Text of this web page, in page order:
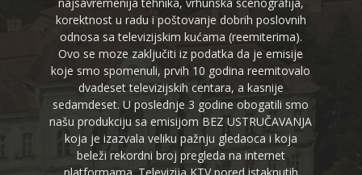
korektnost u radu i poštovanje dobrih poslovnih
odnosa sa televizijskim kućama (reemiterima).
Ovo se moze zaključiti iz podatka da je emisije
koje smo spomenuli, prvih 10 godina reemitovalo
dvadeset televizijskih centara, a kasnije
sedamdeset. U poslednje 3 godine obogatili smo
našu produkciju sa emisijom BEZ USTRUČAVANJA
koja je izazvala veliku pažnju gledaoca i koja
beleži rekordni broj pregleda na internet